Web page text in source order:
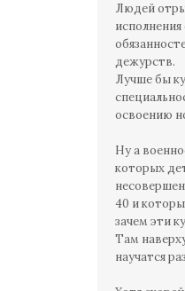
Людей
дежурств.
Лучше бы
освоению
Ну а
которых
40 и
зачем эти
Там
научатся